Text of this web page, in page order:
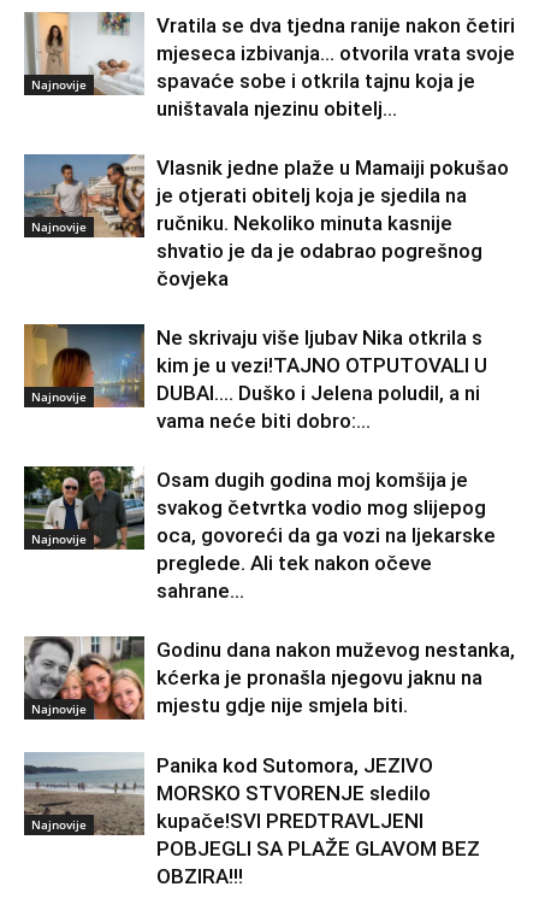
Najnovije
Vratila se dva tjedna ranije nakon četiri
mjeseca izbivanja… otvorila vrata svoje
spavaće sobe i otkrila tajnu koja je
uništavala njezinu obitelj…
Najnovije
Vlasnik jedne plaže u Mamaiji pokušao
je otjerati obitelj koja je sjedila na
ručniku. Nekoliko minuta kasnije
shvatio je da je odabrao pogrešnog
čovjeka
Najnovije
Ne skrivaju više ljubav Nika otkrila s
kim je u vezi!TAJNO OTPUTOVALI U
DUBAI…. Duško i Jelena poludil, a ni
vama neće biti dobro:...
Najnovije
Osam dugih godina moj komšija je
svakog četvrtka vodio mog slijepog
oca, govoreći da ga vozi na ljekarske
preglede. Ali tek nakon očeve
sahrane...
Najnovije
Godinu dana nakon muževog nestanka,
kćerka je pronašla njegovu jaknu na
mjestu gdje nije smjela biti.
Najnovije
Panika kod Sutomora, JEZIVO
MORSKO STVORENJE sledilo
kupače!SVI PREDTRAVLJENI
POBJEGLI SA PLAŽE GLAVOM BEZ
OBZIRA!!!